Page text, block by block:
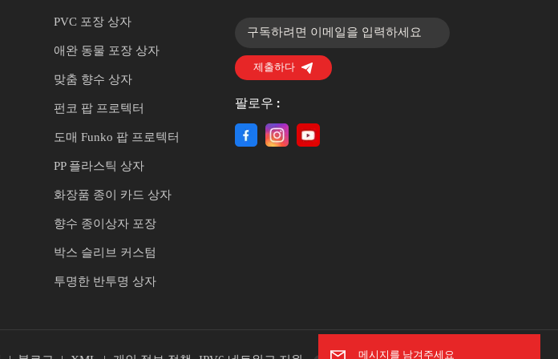
PVC 포장 상자
애완 동물 포장 상자
맞춤 향수 상자
펀코 팝 프로텍터
도매 Funko 팝 프로텍터
PP 플라스틱 상자
화장품 종이 카드 상자
향수 종이상자 포장
박스 슬리브 커스텀
투명한 반투명 상자
제출하다
팔로우 :
메시지를 남겨주세요